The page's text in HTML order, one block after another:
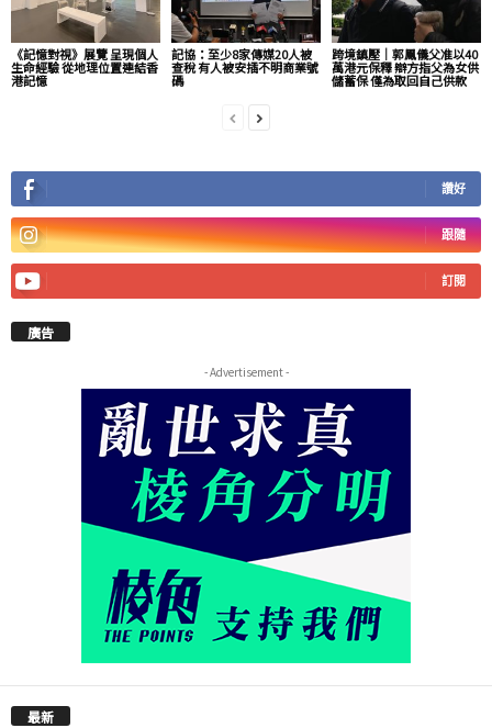
《記憶對視》展覽 呈現個人
生命經驗 從地理位置連結香
港記憶
記協：至少8家傳媒20人被
查稅 有人被安插不明商業號
碼
跨境鎮壓｜郭鳳儀父准以40
萬港元保釋 辯方指父為女供
儲蓄保 僅為取回自己供款
讚好
跟隨
訂閱
廣告
- Advertisement -
最新